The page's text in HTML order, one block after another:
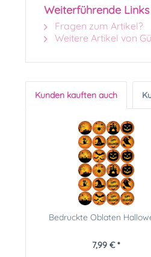
Weiterführende
Fragen zum Artikel?
Weitere Artikel von
Kunden kauften auch
Bedruckte Oblaten
7,99 € *